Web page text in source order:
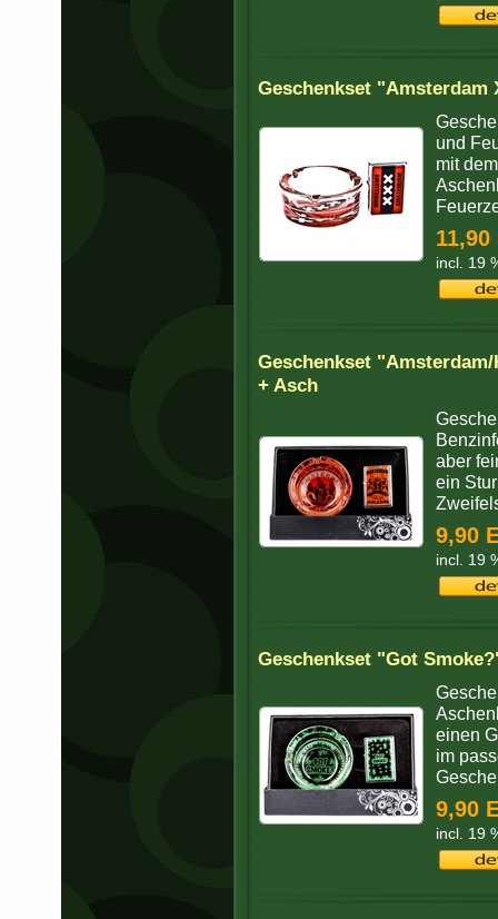
Geschenkset "Amsterdam
und
mit
11,90
incl. 19
Geschenkset
+ Asch
aber
ein
9,90
incl. 19
Geschenkset "Got
einen
im
9,90
incl. 19